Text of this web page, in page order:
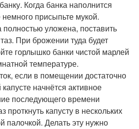
Когда банка наполнится
присыпьте мукой.
полностью уложена, поставить
При брожении туда будет
горлышко банки чистой марлей
температуре.
если в помещении достаточно
начнётся активное
последующего времени
проткнуть капусту в нескольких
палочкой. Делать эту нужно